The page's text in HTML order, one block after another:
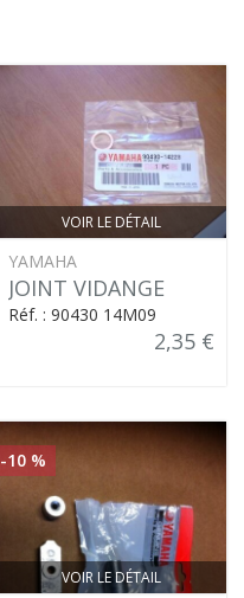
VOIR LE DÉTAIL
YAMAHA
JOINT VIDANGE
Réf. : 90430 14M09
2,35 €
VOIR LE DÉTAIL
-10 %